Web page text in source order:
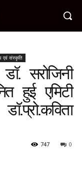
एवं संस्कृति
सरोजिनी
हुई एमिटी
0
747